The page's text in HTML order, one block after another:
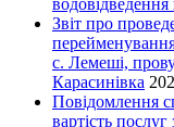
Звіт про
с. Лемеші,
Карасинівка
Повідомлення
вартість